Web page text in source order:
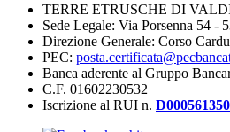
TERRE ETRUSCHE DI
Sede Legale: Via Porsenna 54 -
Direzione Generale: Corso
PEC:
Banca aderente al Gruppo
C.F. 01602230532
Iscrizione al RUI n. D000561350